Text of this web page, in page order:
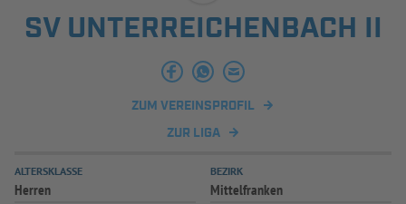
INFOTHEK SPIELPLUS
SV UNTERREICHENBACH II
ZUM VEREINSPROFIL
ZUR LIGA
ALTERSKLASSE
Herren
BEZIRK
Mittelfranken